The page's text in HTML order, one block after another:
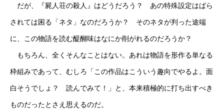
だが、『屍人荘の殺人』はどうだろう？ あの特殊設定はばら
されては困る「ネタ」なのだろうか？ そのネタが判った途端
に、この物語を読む醍醐味はなにか削がれるのだろうか？
もちろん、全くそんなことはない。あれは物語を形作る単なる
枠組みであって、むしろ「この作品はこういう趣向でやるよ。面
白そうでしょ？ 読んでみて！」と、本来積極的に打ち出すべき
ものだったとさえ思えるのだ。